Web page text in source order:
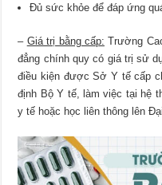
Đủ sức khỏe để đáp ứng
– Giá trị bằng cấp: Trường
đẳng chính quy có giá trị sử
điều kiện được Sở Y tế cấp
định Bộ Y tế, làm việc tại hệ
y tế hoặc học liên thông lên